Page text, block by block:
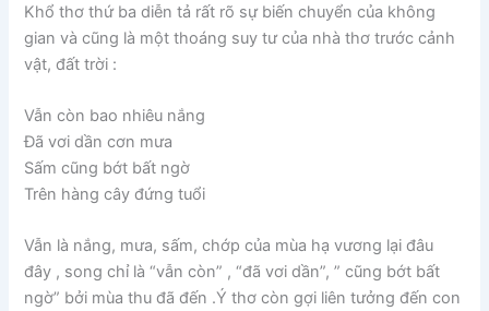
Khổ thơ thứ ba diễn tả rất rõ sự biến chuyển của không
gian và cũng là một thoáng suy tư của nhà thơ trước cảnh
vật, đất trời :
Vẫn còn bao nhiêu nắng
Đã vơi dần cơn mưa
Sấm cũng bớt bất ngờ
Trên hàng cây đứng tuổi
Vẫn là nắng, mưa, sấm, chớp của mùa hạ vương lại đâu
đây , song chỉ là “vẫn còn” , “đã vơi dần”, ” cũng bớt bất
ngờ” bởi mùa thu đã đến .Ý thơ còn gợi liên tưởng đến con